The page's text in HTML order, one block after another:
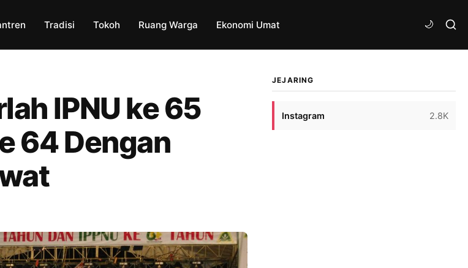
Tradisi Tokoh Ruang Warga Ekonomi Umat
IPNU ke 65
64 Dengan
JEJARING
Instagram 2.8K